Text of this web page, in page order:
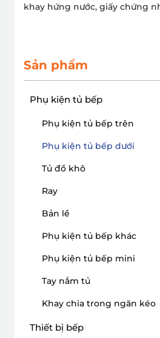
khay hứng nước, giấy chứng
Sản phẩm
Phụ kiện tủ bếp
Phụ kiện tủ bếp trên
Phụ kiện tủ bếp dưới
Tủ đồ khô
Ray
Bản lề
Phụ kiện tủ bếp khác
Phụ kiện tủ bếp mini
Tay nắm tủ
Khay chia trong ngăn kéo
Thiết bị bếp